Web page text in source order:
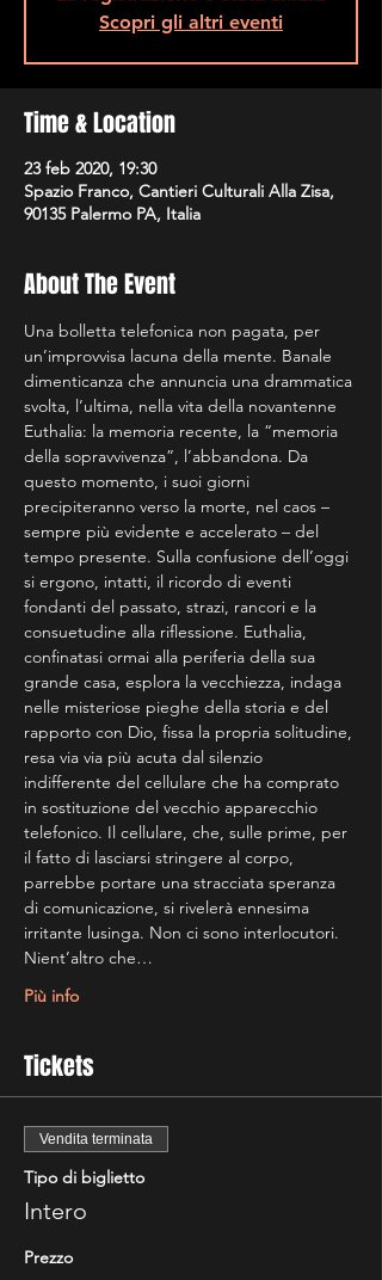
Scopri gli altri eventi
Time & Location
23 feb 2020, 19:30
Spazio Franco, Cantieri Culturali Alla Zisa,
90135 Palermo PA, Italia
About The Event
Una bolletta telefonica non pagata, per
un’improvvisa lacuna della mente. Banale
dimenticanza che annuncia una drammatica
svolta, l’ultima, nella vita della novantenne
Euthalia: la memoria recente, la “memoria
della sopravvivenza”, l’abbandona. Da
questo momento, i suoi giorni
precipiteranno verso la morte, nel caos –
sempre più evidente e accelerato – del
tempo presente. Sulla confusione dell’oggi
si ergono, intatti, il ricordo di eventi
fondanti del passato, strazi, rancori e la
consuetudine alla riflessione. Euthalia,
confinatasi ormai alla periferia della sua
grande casa, esplora la vecchiezza, indaga
nelle misteriose pieghe della storia e del
rapporto con Dio, fissa la propria solitudine,
resa via via più acuta dal silenzio
indifferente del cellulare che ha comprato
in sostituzione del vecchio apparecchio
telefonico. Il cellulare, che, sulle prime, per
il fatto di lasciarsi stringere al corpo,
parrebbe portare una stracciata speranza
di comunicazione, si rivelerà ennesima
irritante lusinga. Non ci sono interlocutori.
Nient’altro che…
Più info
Tickets
Vendita terminata
Tipo di biglietto
Intero
Prezzo